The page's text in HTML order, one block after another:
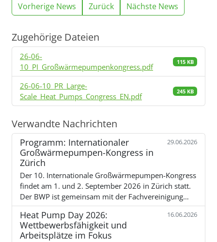
Vorherige News Zurück Nächste News
Zugehörige Dateien
26-06-
10_PI_Großwärmepumpenkongress.pdf
115 KB
26-06-10_PR_Large-
Scale_Heat_Pumps_Congress_EN.pdf
245 KB
Verwandte Nachrichten
Programm: Internationaler
Großwärmepumpen-Kongress in
Zürich
29.06.2026
Der 10. Internationale Großwärmepumpen-Kongress
findet am 1. und 2. September 2026 in Zürich statt.
Der BWP ist gemeinsam mit der Fachvereinigung…
Heat Pump Day 2026:
Wettbewerbsfähigkeit und
Arbeitsplätze im Fokus
16.06.2026